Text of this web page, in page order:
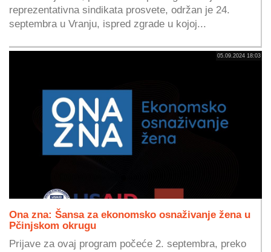
reprezentativna sindikata prosvete, održan je 24.
septembra u Vranju, ispred zgrade u kojoj...
05.09.2024 18:03
Ona zna: Šansa za ekonomsko osnaživanje žena u
Pčinjskom okrugu
Prijave za ovaj program počeće 2. septembra, preko